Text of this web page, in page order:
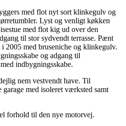
med flot nyt sort klinkegulv og
Lyst og venligt køkken
med flot kig ud over den
til stor sydvendt terrasse. Pænt
2005 med bruseniche og klinkegulv.
og adgang til
indbygningsskabe.
nem vestvendt have. Til
med isoleret værksted samt
forhold til den nye motorvej.